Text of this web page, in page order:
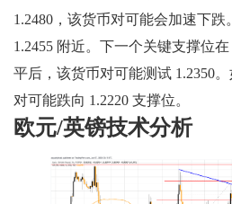
1.2480，该货币对可能会加速下
1.2455 附近。下一个关键支撑位
平后，该货币对可能测试 1.2350
对可能跌向 1.2220 支撑位。
欧元/英镑技术分析